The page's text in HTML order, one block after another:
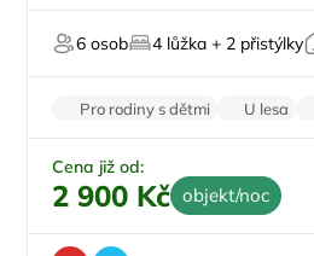
Masáže
6 osob
4 lůžka + 2 přistýlky
Pro rodiny s dětmi U lesa
Na horách
Zvířata povolena
Cena již od:
2 900 Kč objekt/noc